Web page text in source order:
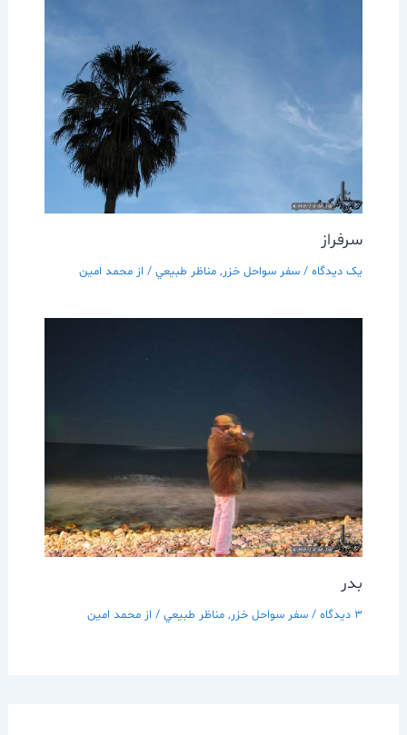
سرفراز
یک دیدگاه / سفر سواحل خزر, مناظر طبيعي/ از محمد امین
بدر
3 دیدگاه / سفر سواحل خزر, مناظر طبيعي/ از محمد امین